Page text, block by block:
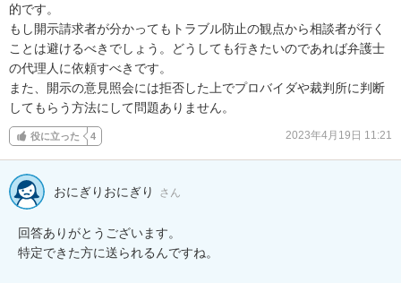
的です。
もし開示請求者が分かってもトラブル防止の観点から相談者が行く
ことは避けるべきでしょう。どうしても行きたいのであれば弁護士
の代理人に依頼すべきです。
また、開示の意見照会には拒否した上でプロバイダや裁判所に判断
してもらう方法にして問題ありません。
役に立った 4 2023年4月19日 11:21
おにぎりおにぎり さん
回答ありがとうございます。
特定できた方に送られるんですね。